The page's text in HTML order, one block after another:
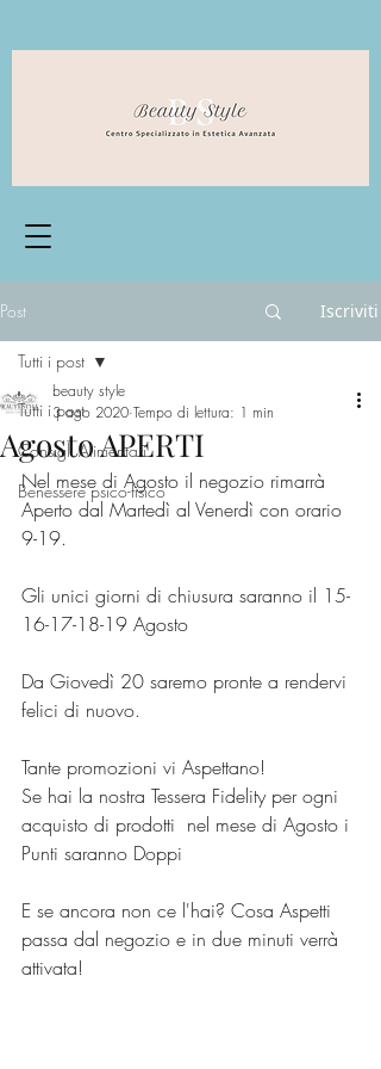
Post Iscriviti
Tutti i post
Consigli Alimentari
Benessere psico-fisico
Tutti i post
Agosto APERTI
beauty style
3 ago 2020 Tempo di lettura: 1 min
Nel mese di Agosto il negozio rimarrà
Aperto dal Martedì al Venerdì con orario
9-19.
Gli unici giorni di chiusura saranno il 15-
16-17-18-19 Agosto
Da Giovedì 20 saremo pronte a rendervi
felici di nuovo.
Tante promozioni vi Aspettano!
Se hai la nostra Tessera Fidelity per ogni
acquisto di prodotti  nel mese di Agosto i
Punti saranno Doppi
E se ancora non ce l'hai? Cosa Aspetti
passa dal negozio e in due minuti verrà
attivata!